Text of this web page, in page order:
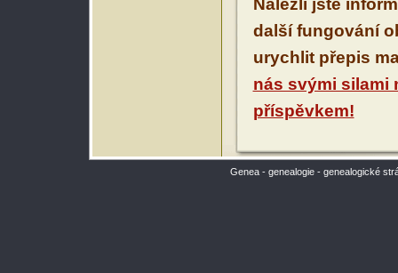
Nalezli jste
další fungování
urychlit přepis
nás svými silami
příspěvkem!
Genea - genealogie - genealogické